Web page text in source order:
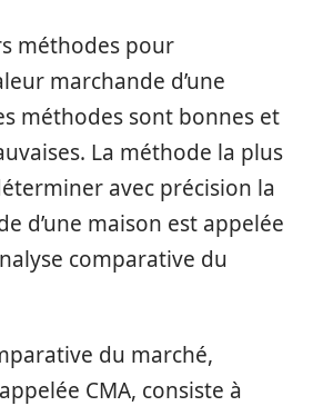
méthodes pour
marchande d’une
méthodes sont bonnes et
La méthode la plus
avec précision la
d’une maison est appelée
comparative du
du marché,
CMA, consiste à